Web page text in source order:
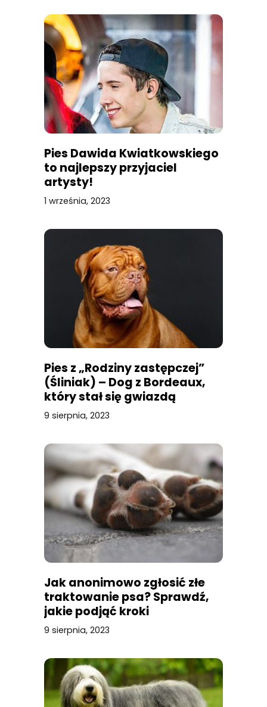
Pies Dawida Kwiatkowskiego
to najlepszy przyjaciel
artysty!
1 września, 2023
Pies z „Rodziny zastępczej”
(Śliniak) – Dog z Bordeaux,
który stał się gwiazdą
9 sierpnia, 2023
Jak anonimowo zgłosić złe
traktowanie psa? Sprawdź,
jakie podjąć kroki
9 sierpnia, 2023